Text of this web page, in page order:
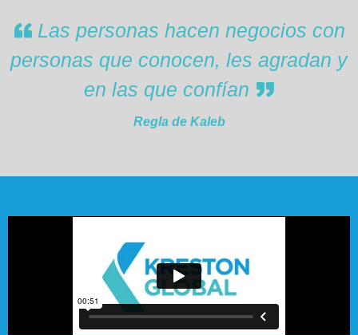
Las personas hacen negocios con
personas que conocen, les agradan y
en las que confían
Regla de Kaleb